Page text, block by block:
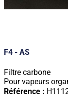
F4 - AS
Filtre carbone
Pour vapeurs
Référence :